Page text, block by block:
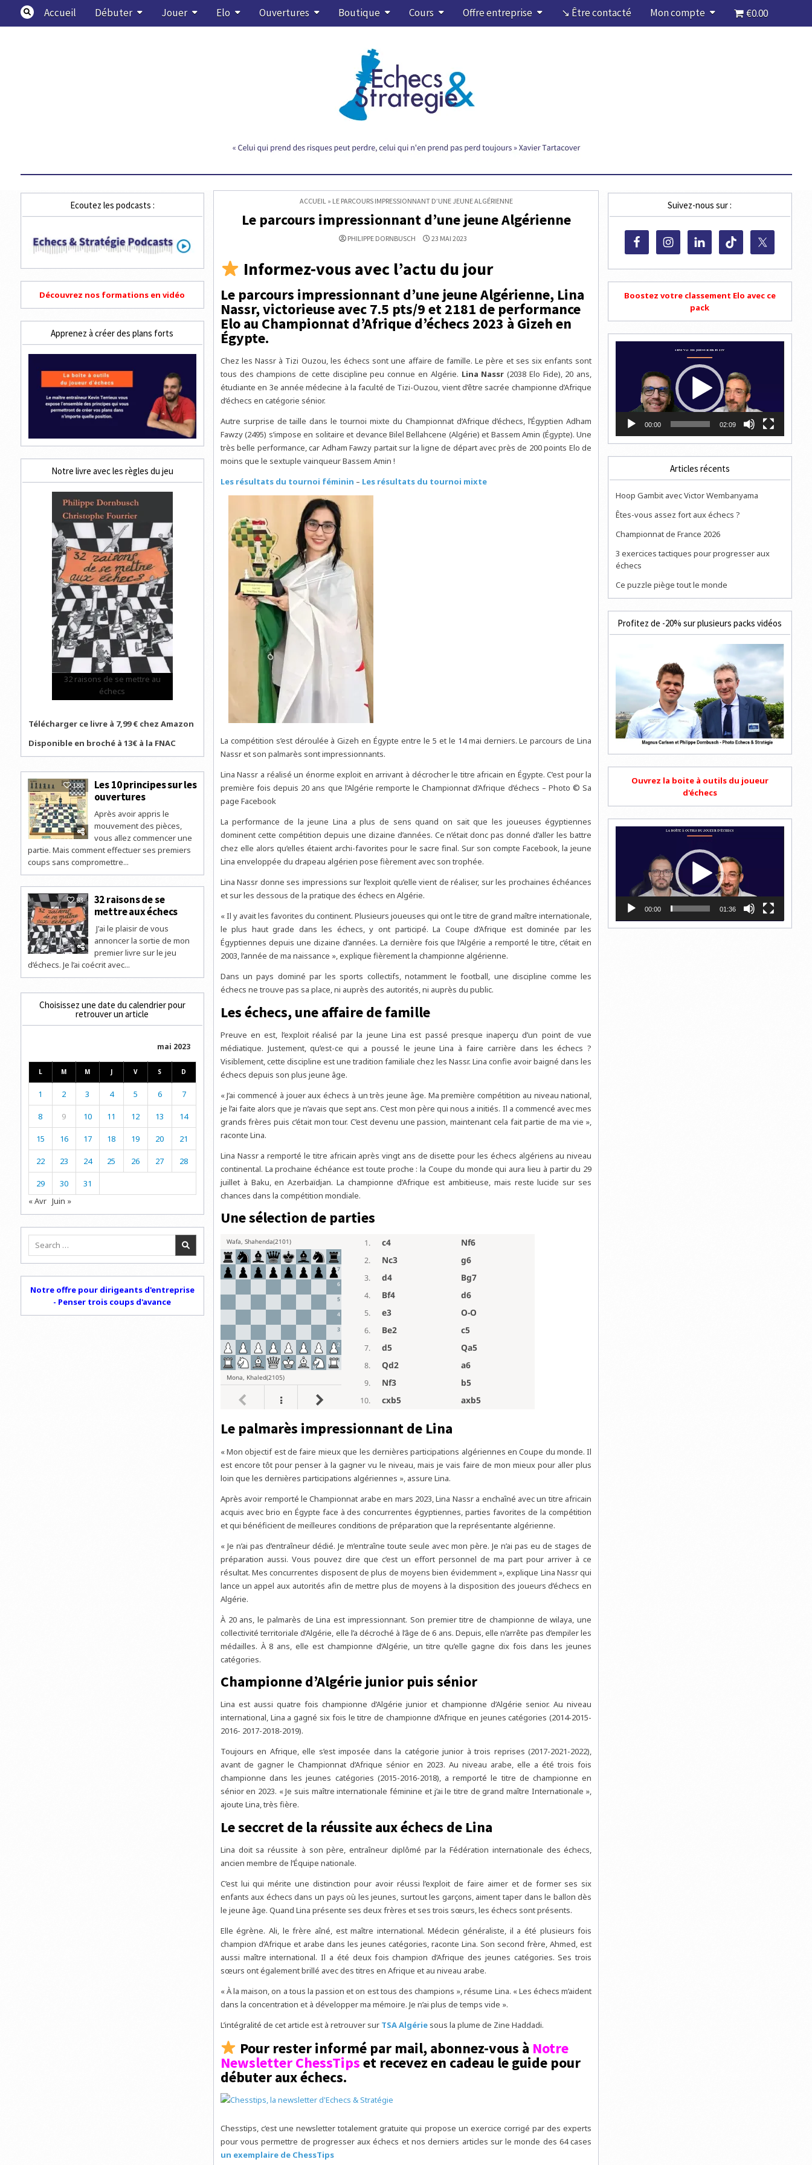
content
Accueil Débuter Jouer Elo Ouvertures Boutique Cours Offre entreprise ↘ Être contacté Mon compte €0.00
ACCUEIL» LE PARCOURS IMPRESSIONNANT D’UNE JEUNE ALGÉRIENNE
Le parcours impressionnant d’une jeune Algérienne
PHILIPPE DORNBUSCH 23 MAI 2023
Informez-vous avec l’actu du jour
Le parcours impressionnant d’une jeune Algérienne, Lina
Nassr, victorieuse avec 7.5 pts/9 et 2181 de performance
Elo au Championnat d’Afrique d’échecs 2023 à Gizeh en
Égypte.
Chez les Nassr à Tizi Ouzou, les échecs sont une affaire de famille. Le père et ses six enfants sont
tous des champions de cette discipline peu connue en Algérie. Lina Nassr (2038 Elo Fide), 20 ans,
étudiante en 3e année médecine à la faculté de Tizi-Ouzou, vient d’être sacrée championne d’Afrique
d’échecs en catégorie sénior.
Autre surprise de taille dans le tournoi mixte du Championnat d’Afrique d’échecs, l’Égyptien Adham
Fawzy (2495) s’impose en solitaire et devance Bilel Bellahcene (Algérie) et Bassem Amin (Égypte). Une
très belle performance, car Adham Fawzy partait sur la ligne de départ avec près de 200 points Elo de
moins que le sextuple vainqueur Bassem Amin !
Les résultats du tournoi féminin – Les résultats du tournoi mixte
La compétition s’est déroulée à Gizeh en Égypte entre le 5 et le 14 mai derniers. Le parcours de Lina
Nassr et son palmarès sont impressionnants.
Lina Nassr a réalisé un énorme exploit en arrivant à décrocher le titre africain en Égypte. C’est pour la
première fois depuis 20 ans que l’Algérie remporte le Championnat d’Afrique d’échecs – Photo © Sa
page Facebook
La performance de la jeune Lina a plus de sens quand on sait que les joueuses égyptiennes
dominent cette compétition depuis une dizaine d’années. Ce n’était donc pas donné d’aller les battre
chez elle alors qu’elles étaient archi-favorites pour le sacre final. Sur son compte Facebook, la jeune
Lina enveloppée du drapeau algérien pose fièrement avec son trophée.
Lina Nassr donne ses impressions sur l’exploit qu’elle vient de réaliser, sur les prochaines échéances
et sur les dessous de la pratique des échecs en Algérie.
« Il y avait les favorites du continent. Plusieurs joueuses qui ont le titre de grand maître internationale,
le plus haut grade dans les échecs, y ont participé. La Coupe d’Afrique est dominée par les
Égyptiennes depuis une dizaine d’années. La dernière fois que l’Algérie a remporté le titre, c’était en
2003, l’année de ma naissance », explique fièrement la championne algérienne.
Dans un pays dominé par les sports collectifs, notamment le football, une discipline comme les
échecs ne trouve pas sa place, ni auprès des autorités, ni auprès du public.
Les échecs, une affaire de famille
Preuve en est, l’exploit réalisé par la jeune Lina est passé presque inaperçu d’un point de vue
médiatique. Justement, qu’est-ce qui a poussé le jeune Lina à faire carrière dans les échecs ?
Visiblement, cette discipline est une tradition familiale chez les Nassr. Lina confie avoir baigné dans les
échecs depuis son plus jeune âge.
« J’ai commencé à jouer aux échecs à un très jeune âge. Ma première compétition au niveau national,
je l’ai faite alors que je n’avais que sept ans. C’est mon père qui nous a initiés. Il a commencé avec mes
grands frères puis c’était mon tour. C’est devenu une passion, maintenant cela fait partie de ma vie »,
raconte Lina.
Lina Nassr a remporté le titre africain après vingt ans de disette pour les échecs algériens au niveau
continental. La prochaine échéance est toute proche : la Coupe du monde qui aura lieu à partir du 29
juillet à Baku, en Azerbaïdjan. La championne d’Afrique est ambitieuse, mais reste lucide sur ses
chances dans la compétition mondiale.
Une sélection de parties
Le palmarès impressionnant de Lina
« Mon objectif est de faire mieux que les dernières participations algériennes en Coupe du monde. Il
est encore tôt pour penser à la gagner vu le niveau, mais je vais faire de mon mieux pour aller plus
loin que les dernières participations algériennes », assure Lina.
Après avoir remporté le Championnat arabe en mars 2023, Lina Nassr a enchaîné avec un titre africain
acquis avec brio en Égypte face à des concurrentes égyptiennes, parties favorites de la compétition
et qui bénéficient de meilleures conditions de préparation que la représentante algérienne.
« Je n’ai pas d’entraîneur dédié. Je m’entraîne toute seule avec mon père. Je n’ai pas eu de stages de
préparation aussi. Vous pouvez dire que c’est un effort personnel de ma part pour arriver à ce
résultat. Mes concurrentes disposent de plus de moyens bien évidemment », explique Lina Nassr qui
lance un appel aux autorités afin de mettre plus de moyens à la disposition des joueurs d’échecs en
Algérie.
À 20 ans, le palmarès de Lina est impressionnant. Son premier titre de championne de wilaya, une
collectivité territoriale d’Algérie, elle l’a décroché à l’âge de 6 ans. Depuis, elle n’arrête pas d’empiler les
médailles. À 8 ans, elle est championne d’Algérie, un titre qu’elle gagne dix fois dans les jeunes
catégories.
Championne d’Algérie junior puis sénior
Lina est aussi quatre fois championne d’Algérie junior et championne d’Algérie senior. Au niveau
international, Lina a gagné six fois le titre de championne d’Afrique en jeunes catégories (2014-2015-
2016- 2017-2018-2019).
Toujours en Afrique, elle s’est imposée dans la catégorie junior à trois reprises (2017-2021-2022),
avant de gagner le Championnat d’Afrique sénior en 2023. Au niveau arabe, elle a été trois fois
championne dans les jeunes catégories (2015-2016-2018), a remporté le titre de championne en
sénior en 2023. « Je suis maître internationale féminine et j’ai le titre de grand maître Internationale »,
ajoute Lina, très fière.
Le seccret de la réussite aux échecs de Lina
Lina doit sa réussite à son père, entraîneur diplômé par la Fédération internationale des échecs,
ancien membre de l’Équipe nationale.
C’est lui qui mérite une distinction pour avoir réussi l’exploit de faire aimer et de former ses six
enfants aux échecs dans un pays où les jeunes, surtout les garçons, aiment taper dans le ballon dès
le jeune âge. Quand Lina présente ses deux frères et ses trois sœurs, les échecs sont présents.
Elle égrène. Ali, le frère aîné, est maître international. Médecin généraliste, il a été plusieurs fois
champion d’Afrique et arabe dans les jeunes catégories, raconte Lina. Son second frère, Ahmed, est
aussi maître international. Il a été deux fois champion d’Afrique des jeunes catégories. Ses trois
sœurs ont également brillé avec des titres en Afrique et au niveau arabe.
« À la maison, on a tous la passion et on est tous des champions », résume Lina. « Les échecs m’aident
dans la concentration et à développer ma mémoire. Je n’ai plus de temps vide ».
L’intégralité de cet article est à retrouver sur TSA Algériesous la plume de Zine Haddadi.
Pour rester informé par mail, abonnez-vous à Notre
Newsletter ChessTipset recevez en cadeau le guide pour
débuter aux échecs.
Chesstips, c’est une newsletter totalement gratuite qui propose un exercice corrigé par des experts
pour vous permettre de progresser aux échecs et nos derniers articles sur le monde des 64 cases
un exemplaire de ChessTips
Ecoutez les podcasts :
Découvrez nos formations en vidéo
Apprenez à créer des plans forts
Notre livre avec les règles du jeu
32 raisons de se mettre au
échecs
Télécharger ce livre à 7,99 € chez Amazon
Disponible en broché à 13€ à la FNAC
180
Les 10 principes sur les
ouvertures
Après avoir appris le
mouvement des pièces,
vous allez commencer une
partie. Mais comment effectuer ses premiers
coups sans compromettre...
83
32 raisons de se
mettre aux échecs
J'ai le plaisir de vous
annoncer la sortie de mon
premier livre sur le jeu
d’échecs. Je l’ai coécrit avec...
Choisissez une date du calendrier pour
retrouver un article
mai 2023
L M M J V S D
1 2 3 4 5 6 7
8 9 10 11 12 13 14
15 16 17 18 19 20 21
22 23 24 25 26 27 28
29 30
31
« Avr Juin »
Search
Notre offre pour dirigeants d'entreprise
- Penser trois coups d'avance
Suivez-nous sur :
Boostez votre classement Elo avec ce
pack
00:00 02:09
Articles récents
Hoop Gambit avec Victor Wembanyama
Êtes-vous assez fort aux échecs ?
Championnat de France 2026
3 exercices tactiques pour progresser aux
échecs
Ce puzzle piège tout le monde
Profitez de -20% sur plusieurs packs vidéos
Ouvrez la boite à outils du joueur
d'échecs
00:00 01:36